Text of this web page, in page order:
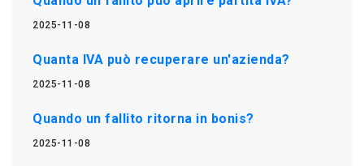
2025-11-08
Quanta IVA può recuperare un'azienda?
2025-11-08
Quando un fallito ritorna in bonis?
2025-11-08